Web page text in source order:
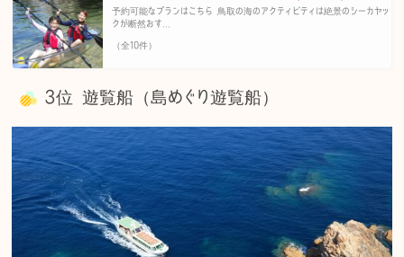
予約可能なプランはこちら 鳥取の海のアクティビティは絶景のシーカヤッ
クが断然おす...
（全10件）
3位 遊覧船（島めぐり遊覧船）